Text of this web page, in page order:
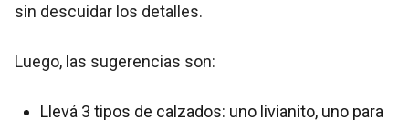
sin descuidar los detalles.
Luego, las sugerencias son:
Llevá 3 tipos de calzados: uno livianito, uno para